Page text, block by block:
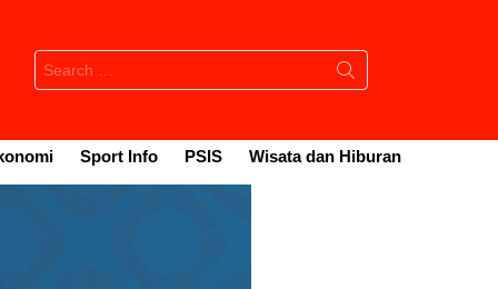
Search
for:
Sport Info PSIS Wisata dan Hiburan